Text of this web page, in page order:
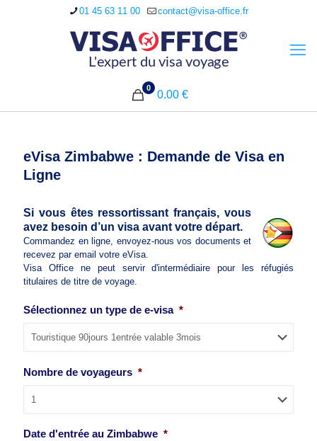
01 45 63 11 00 contact@visa-office.fr
0
0.00 €
eVisa Zimbabwe : Demande de Visa en
Ligne
Si vous êtes ressortissant français, vous
avez besoin d’un visa avant votre départ.
Commandez en ligne, envoyez-nous vos documents et
recevez par email votre eVisa.
Visa Office ne peut servir d'intermédiaire pour les réfugiés
titulaires de titre de voyage.
Sélectionnez un type de e-visa *
Nombre de voyageurs *
Date d'entrée au Zimbabwe *